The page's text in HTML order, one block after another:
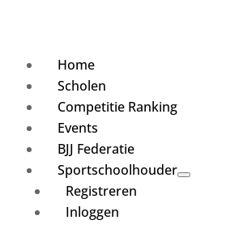
Home
Scholen
Competitie Ranking
Events
BJJ Federatie
Sportschoolhouder
Registreren
Inloggen